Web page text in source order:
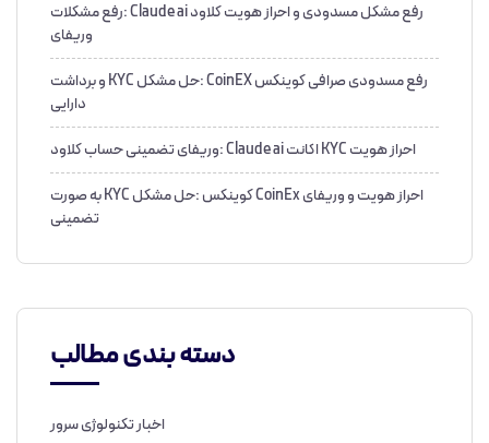
رفع مشکل مسدودی و احراز هویت کلاود Claude ai :رفع مشکلات
وریفای
رفع مسدودی صرافی کوینکس CoinEX :حل مشکل KYC و برداشت
دارایی
احراز هویت KYC اکانت Claude ai :وریفای تضمینی حساب کلاود
احراز هویت و وریفای CoinEx کوینکس :حل مشکل KYC به صورت
تضمینی
دسته بندی مطالب
اخبار تکنولوژی سرور